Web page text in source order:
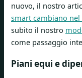
nuovo, il nostro
smart cambiano nel
subito il nostro
come passaggio
Piani equi e